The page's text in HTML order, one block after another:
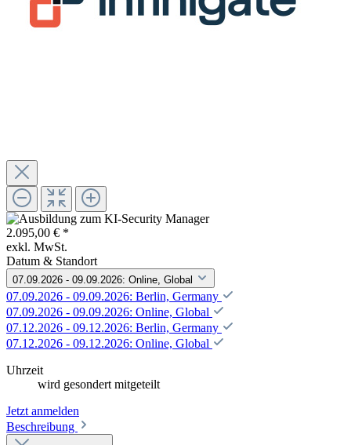
2.095,00 € *
exkl. MwSt.
Datum & Standort
07.09.2026 - 09.09.2026: Online, Global
07.09.2026 - 09.09.2026: Berlin, Germany
07.09.2026 - 09.09.2026: Online, Global
07.12.2026 - 09.12.2026: Berlin, Germany
07.12.2026 - 09.12.2026: Online, Global
Uhrzeit
wird gesondert mitgeteilt
Jetzt anmelden
Beschreibung